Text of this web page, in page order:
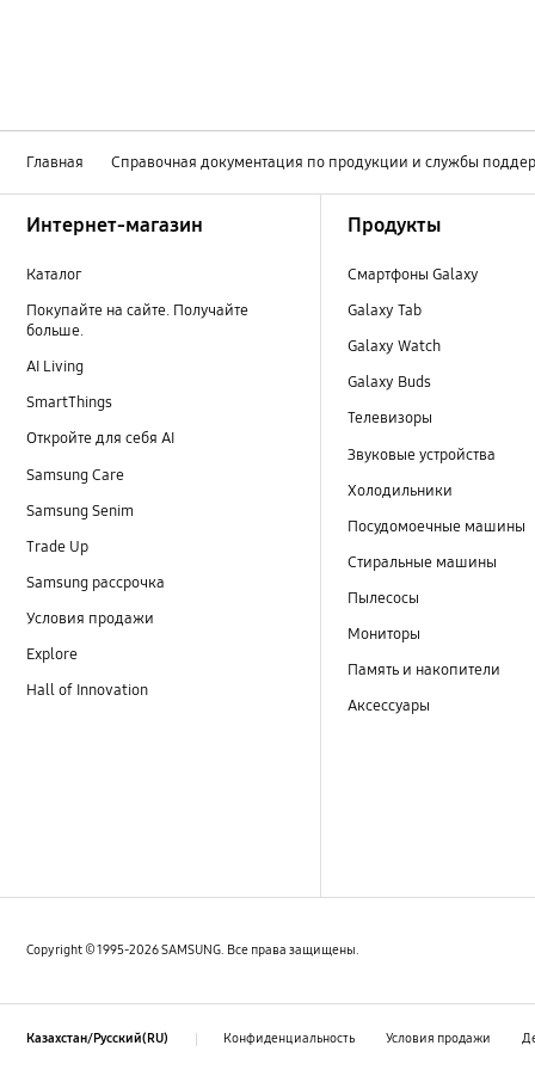
Главная Справочная документация по продукции и службы
Интернет-магазин
Каталог
Покупайте на сайте. Получайте
больше.
AI Living
SmartThings
Откройте для себя AI
Samsung Care
Samsung Senim
Trade Up
Samsung рассрочка
Условия продажи
Explore
Hall of Innovation
Продукты
Смартфоны Galaxy
Galaxy Tab
Galaxy Watch
Galaxy Buds
Телевизоры
Звуковые устройства
Холодильники
Посудомоечные машины
Стиральные машины
Пылесосы
Мониторы
Память и накопители
Аксессуары
Copyright © 1995-2026 SAMSUNG. Все права защищены.
Казахстан/Русский(RU) Конфиденциальность Условия продажи